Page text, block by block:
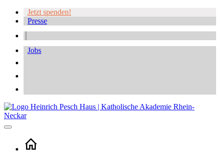
Jetzt spenden!
Presse
Jobs